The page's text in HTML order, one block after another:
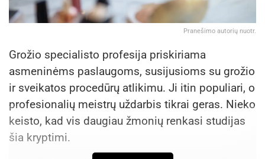
Pranešimo autorių nuotr.
Grožio specialisto profesija priskiriama
asmeninėms paslaugoms, susijusioms su grožio
ir sveikatos procedūrų atlikimu. Ji itin populiari, o
profesionalių meistrų uždarbis tikrai geras. Nieko
keisto, kad vis daugiau žmonių renkasi studijas
šia kryptimi.